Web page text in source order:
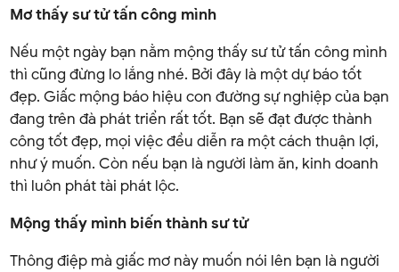
Mơ thấy sư tử tấn công mình
Nếu một ngày bạn nằm mộng thấy sư tử tấn công mình
thì cũng đừng lo lắng nhé. Bởi đây là một dự báo tốt
đẹp. Giấc mộng báo hiệu con đường sự nghiệp của bạn
đang trên đà phát triển rất tốt. Bạn sẽ đạt được thành
công tốt đẹp, mọi việc đều diễn ra một cách thuận lợi,
như ý muốn. Còn nếu bạn là người làm ăn, kinh doanh
thì luôn phát tài phát lộc.
Mộng thấy mình biến thành sư tử
Thông điệp mà giấc mơ này muốn nói lên bạn là người